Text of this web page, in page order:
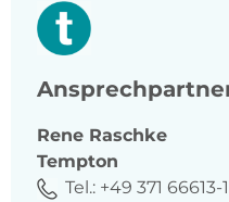
Rene Raschke
Tempton
Tel.: +49 371 66613-